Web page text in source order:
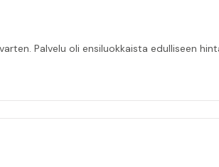
Palvelu oli ensiluokkaista edulliseen